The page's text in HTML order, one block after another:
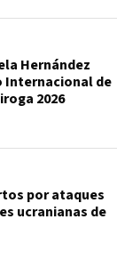
Hernández
Internacional de
2026
por ataques
ucranianas de